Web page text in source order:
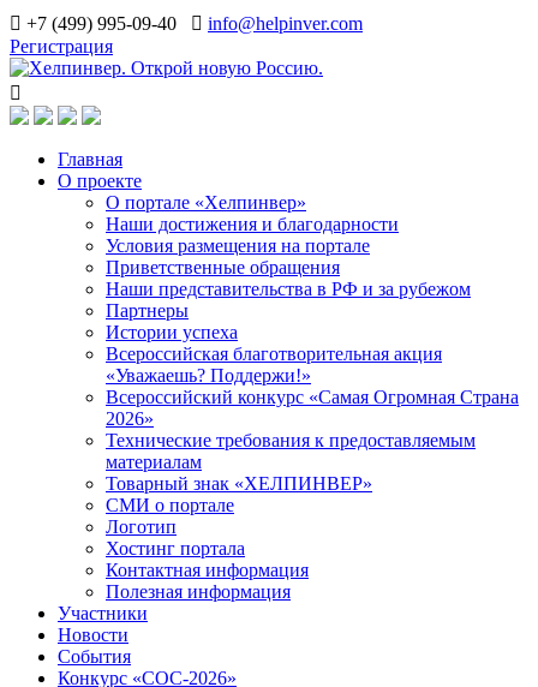
+7 (499) 995-09-40
info@helpinver.com
Регистрация
Главная
О проекте
О портале «Хелпинвер»
Наши достижения и благодарности
Условия размещения на портале
Приветственные обращения
Наши представительства в РФ и за рубежом
Партнеры
Истории успеха
Всероссийская благотворительная акция
«Уважаешь? Поддержи!»
Всероссийский конкурс «Самая Огромная Страна
2026»
Технические требования к предоставляемым
материалам
Товарный знак «ХЕЛПИНВЕР»
СМИ о портале
Логотип
Хостинг портала
Контактная информация
Полезная информация
Участники
Новости
События
Конкурс «СОС-2026»